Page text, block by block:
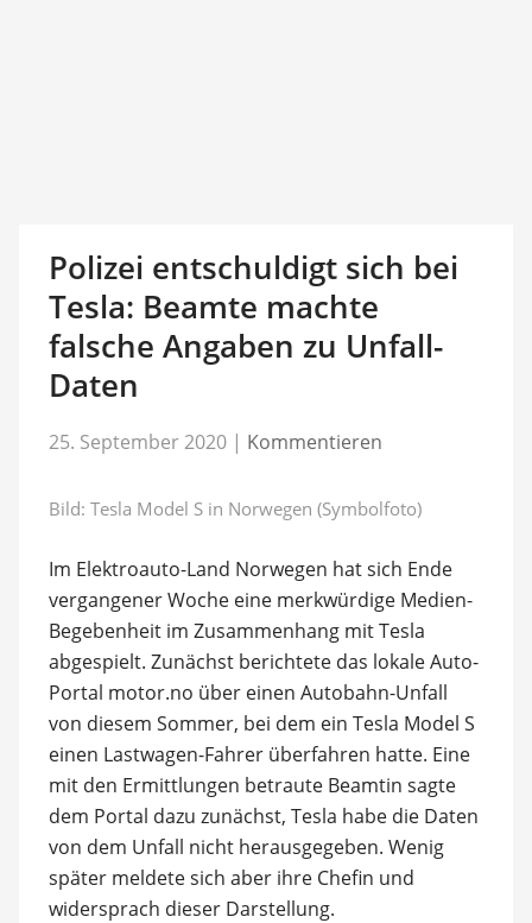
Polizei entschuldigt sich bei
Tesla: Beamte machte
falsche Angaben zu Unfall-
Daten
25. September 2020 | Kommentieren
Bild: Tesla Model S in Norwegen (Symbolfoto)
Im Elektroauto-Land Norwegen hat sich Ende
vergangener Woche eine merkwürdige Medien-
Begebenheit im Zusammenhang mit Tesla
abgespielt. Zunächst berichtete das lokale Auto-
Portal motor.no über einen Autobahn-Unfall
von diesem Sommer, bei dem ein Tesla Model S
einen Lastwagen-Fahrer überfahren hatte. Eine
mit den Ermittlungen betraute Beamtin sagte
dem Portal dazu zunächst, Tesla habe die Daten
von dem Unfall nicht herausgegeben. Wenig
später meldete sich aber ihre Chefin und
widersprach dieser Darstellung.